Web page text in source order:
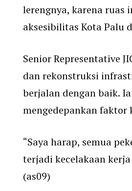
lerengnya, karena ruas
aksesibilitas Kota Palu
Senior Representative
dan rekonstruksi
berjalan dengan baik.
mengedepankan faktor
“Saya harap, semua
terjadi kecelakaan
(as09)